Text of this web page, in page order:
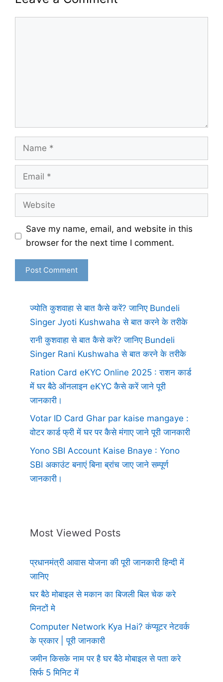
Name
Email
Website
Save my name, email, and website in this
browser for the next time I comment.
ज्योति कुशवाहा से बात कैसे करें? जानिए Bundeli
Singer Jyoti Kushwaha से बात करने के तरीके
रानी कुशवाहा से बात कैसे करें? जानिए Bundeli
Singer Rani Kushwaha से बात करने के तरीके
Ration Card eKYC Online 2025 : राशन कार्ड
में घर बैठे ऑनलाइन eKYC कैसे करें जाने पूरी
जानकारी।
Votar ID Card Ghar par kaise mangaye :
वोटर कार्ड फ्री में घर पर कैसे मंगाए जाने पूरी जानकारी
Yono SBI Account Kaise Bnaye : Yono
SBI अकाउंट बनाएं बिना ब्रांच जाए जाने सम्पूर्ण
जानकारी।
Most Viewed Posts
प्रधानमंत्री आवास योजना की पूरी जानकारी हिन्दी में
जानिए
घर बैठे मोबाइल से मकान का बिजली बिल चेक करे
मिनटों मे
Computer Network Kya Hai? कंप्यूटर नेटवर्क
के प्रकार | पूरी जानकारी
जमीन किसके नाम पर है घर बैठे मोबाइल से पता करे
सिर्फ 5 मिनिट में